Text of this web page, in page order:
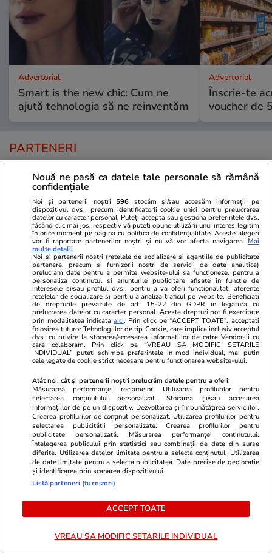
Advertorial
Smart is the new chic: Cum ne
ajută tehnologia să ne reinventăm
Advertorial
Înscrie-te
voucher de
PARTENERI
Wowbiz.ro
Andreea Ibacka a izbucnit în
plâns! Ce a emoționat-o până la
lacrimi pe vedetă: „Nu-mi mai e
rușine să fiu vulnerabilă”
Redactia.ro
De
total!! Cum
Roman de
POLITIC
Politică 18:37
Sorin Grindeanu spune care
este primul pas ca România să
aibă un guvern stabil după data
de 15 august
Nouă ne pasă ca datele tale personale să rămână
confidențiale
Noi și partenerii noștri 596 stocăm și/sau accesăm informații pe
dispozitivul dvs., precum identificatorii cookie unici pentru prelucrarea
datelor cu caracter personal. Puteți accepta sau gestiona preferințele dvs.
făcând clic mai jos, respectiv vă puteți opune utilizării unui interes legitim
în orice moment pe pagina cu politica de confidențialitate. Aceste alegeri
vor fi raportate partenerilor noștri și nu vă vor afecta navigarea. Mai
multe detalii
Noi si partenerii nostri (retelele de socializare si agentiile de publicitate
partenere, precum si furnizorii nostri de servicii de date analitice)
prelucram date pentru a permite website-ului sa functioneze, pentru a
personaliza continutul si anunturile publicitare afisate in functie de
interesele si/sau profilul dvs., pentru a va oferi functionalitati aferente
retelelor de socializare si pentru a analiza traficul pe website. Beneficiati
de drepturile prevazute de art. 15-22 din GDPR in legatura cu
prelucrarea datelor cu caracter personal. Aceste drepturi pot fi exercitate
prin modalitatea indicataaici. Prin click pe “ACCEPT TOATE”, acceptati
folosirea tuturor Tehnologiilor de tip Cookie, care implica inclusiv acceptul
dvs. cu privire la stocarea/accesarea informatiilor de catre Vendor-ii cu
care colaboram. Prin click pe “VREAU SA MODIFIC SETARILE
INDIVIDUAL” puteti schimba preferintele in mod individual, mai putin
cele legate de cookie strict necesare pentru functionarea website-ului.
Atât noi, cât și partenerii noștri prelucrăm datele pentru a oferi:
Măsurarea performanței reclamelor. Utilizarea profilurilor pentru
selectarea conținutului personalizat. Stocarea și/sau accesarea
informațiilor de pe un dispozitiv. Dezvoltarea și îmbunătățirea serviciilor.
Crearea profilurilor de conținut personalizat. Utilizarea profilurilor pentru
selectarea publicității personalizate. Crearea profilurilor pentru
publicitate personalizată. Măsurarea performanței conținutului.
Înțelegerea publicului prin statistici sau combinații de date din surse
diferite. Utilizarea datelor limitate pentru a selecta conținutul. Utilizarea
de date limitate pentru a selecta publicitatea. Date precise de geolocație
și identificarea prin scanarea dispozitivului.
Listă parteneri (furnizori)
ACCEPT TOATE
VREAU SA MODIFIC SETARILE INDIVIDUAL